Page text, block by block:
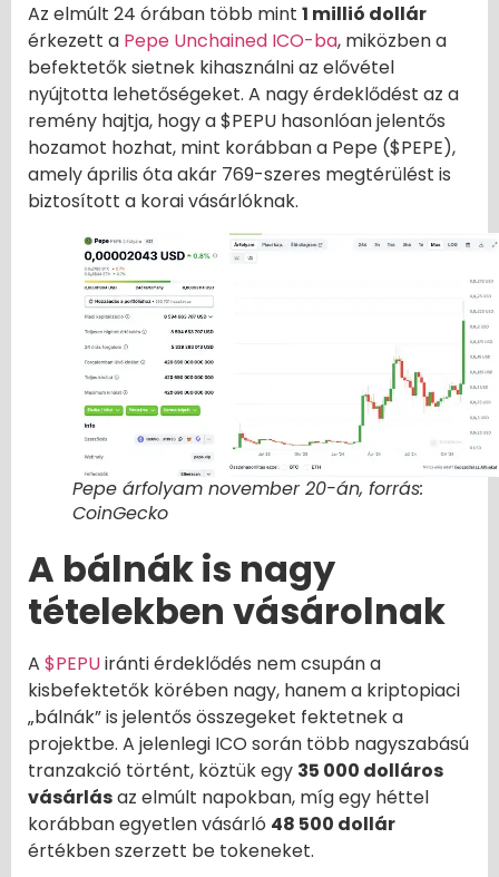
Az elmúlt 24 órában több mint 1 millió dollár
érkezett a Pepe Unchained ICO-ba, miközben a
befektetők sietnek kihasználni az elővétel
nyújtotta lehetőségeket. A nagy érdeklődést az a
remény hajtja, hogy a $PEPU hasonlóan jelentős
hozamot hozhat, mint korábban a Pepe ($PEPE),
amely április óta akár 769-szeres megtérülést is
biztosított a korai vásárlóknak.
Pepe árfolyam november 20-án, forrás:
CoinGecko
A bálnák is nagy
tételekben vásárolnak
A $PEPUiránti érdeklődés nem csupán a
kisbefektetők körében nagy, hanem a kriptopiaci
„bálnák” is jelentős összegeket fektetnek a
projektbe. A jelenlegi ICO során több nagyszabású
tranzakció történt, köztük egy 35 000 dolláros
vásárlásaz elmúlt napokban, míg egy héttel
korábban egyetlen vásárló 48 500 dollár
értékben szerzett be tokeneket.